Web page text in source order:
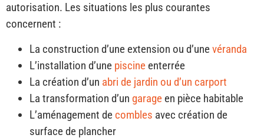
autorisation. Les situations les plus courantes
concernent :
La construction d’une extension ou d’unevéranda
L’installation d’une piscine enterrée
La création d’un abri de jardin ou d’un carport
La transformation d’un garage en pièce habitable
L’aménagement de combles avec création de
surface de plancher